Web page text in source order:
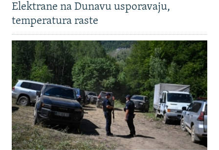
Elektrane na Dunavu usporavaju,
temperatura raste